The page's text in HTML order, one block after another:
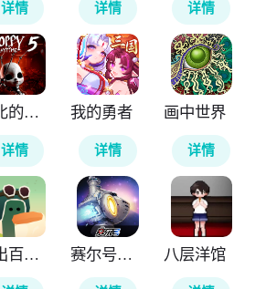
详情 详情 详情
波比的游戏时间第五章官方正版
详情
我的勇者
详情
画中世界
详情
逃出百慕大 赛尔号巅峰之战 八层洋馆